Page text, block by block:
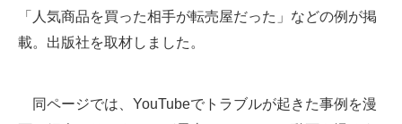
スマホと通信の最新トレンド
進化するPCとデバイスの未来
「人気商品を買った相手が転売屋だった」などの例が掲
載。出版社を取材しました。
同ページでは、YouTubeでトラブルが起きた事例を漫